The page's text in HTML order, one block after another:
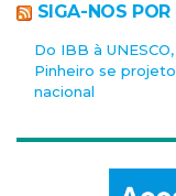
SIGA-NOS POR
Do IBB à
Pinheiro se
nacional